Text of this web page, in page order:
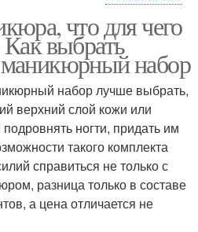
Лампы для сушки
Маникюр с
использованием
что для чего
выбрать
маникюрный набор
набор лучше выбрать,
верхний слой кожи или
ногти, придать им
такого комплекта
справиться не только с
разница только в составе
а цена отличается не